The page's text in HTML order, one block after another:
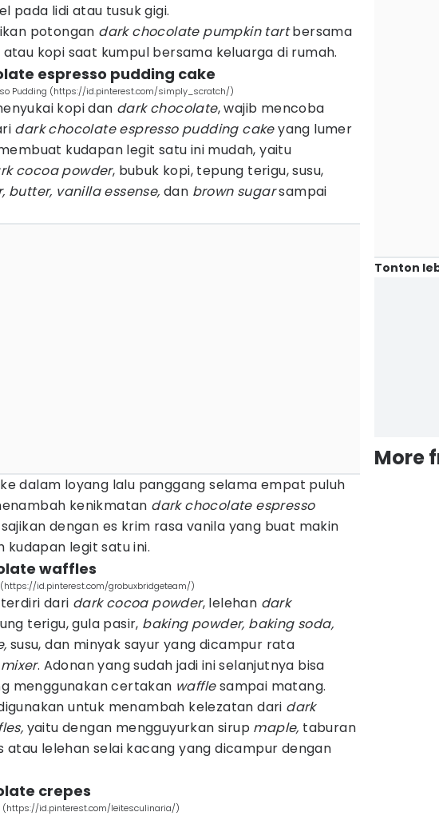
pada lidi atau tusuk gigi.
potongan dark chocolate pumpkin tartbersama
kopi saat kumpul bersama keluarga di rumah.
espresso pudding cake
Pudding (https://id.pinterest.com/simply_scratch/)
kopi dan dark chocolate, wajib mencoba
dark chocolate espresso pudding cakeyang lumer
kudapan legit satu ini mudah, yaitu
cocoa powder, bubuk kopi, tepung terigu, susu,
butter, vanilla essense, dan brown sugarsampai
dalam loyang lalu panggang selama empat puluh
kenikmatan dark chocolate espresso
sajikan dengan es krim rasa vanila yang buat makin
kudapan legit satu ini.
waffles
id.pinterest.com/grobuxbridgeteam/)
dari dark cocoa powder, lelehan dark
terigu, gula pasir, baking powder, baking soda,
susu, dan minyak sayur yang dicampur rata
mixer. Adonan yang sudah jadi ini selanjutnya bisa
menggunakan certakan wafflesampai matang.
untuk menambah kelezatan dari dark
yaitu dengan mengguyurkan sirup maple, taburan
atau lelehan selai kacang yang dicampur dengan
crepes
(https://id.pinterest.com/leitesculinaria/)
Tonton
More